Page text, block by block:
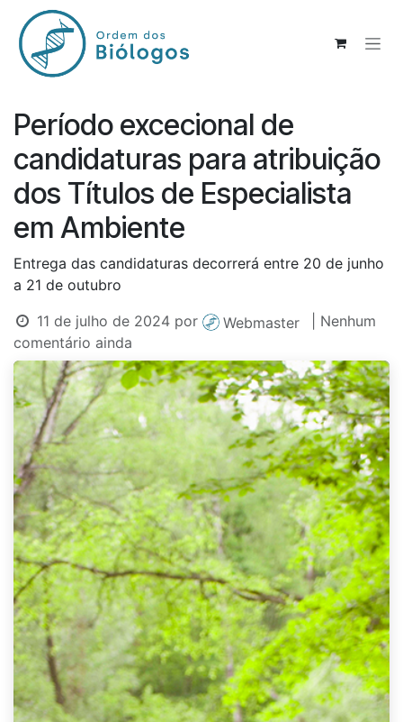
Pular para o conteúdo
Período excecional de
candidaturas para atribuição
dos Títulos de Especialista
em Ambiente
Entrega das candidaturas decorrerá entre 20 de junho
a 21 de outubro
11 de julho de 2024 por Webmaster
| Nenhum
comentário ainda